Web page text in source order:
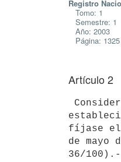
Registro
Tomo: 1
Semestre: 1
Año: 2003
Página: 1325
Artículo 2
fíjase el
de mayo